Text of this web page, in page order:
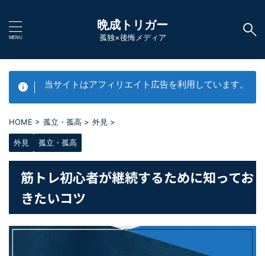
晩成トリガー
孤独×後悔メディア
当サイトはアフィリエイト広告を利用しています。
HOME > 孤立・孤高 > 外見 >
外見 孤立・孤高
筋トレ初心者が継続するために知ってお
きたいコツ